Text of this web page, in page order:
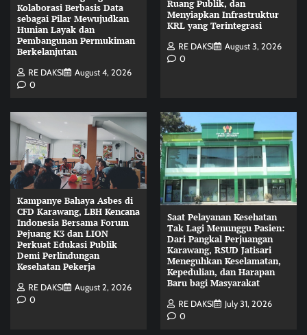
Kolaborasi Berbasis Data
sebagai Pilar Mewujudkan
Hunian Layak dan
Pembangunan Permukiman
Berkelanjutan
RE DAKSI
August 4, 2026
0
Ruang Publik, dan
Menyiapkan Infrastruktur
KRL yang Terintegrasi
RE DAKSI
August 3, 2026
0
Kampanye Bahaya Asbes di
CFD Karawang, LBH Kencana
Indonesia Bersama Forum
Pejuang K3 dan LION
Perkuat Edukasi Publik
Demi Perlindungan
Kesehatan Pekerja
RE DAKSI
August 2, 2026
0
Saat Pelayanan Kesehatan
Tak Lagi Menunggu Pasien:
Dari Pangkal Perjuangan
Karawang, RSUD Jatisari
Meneguhkan Keselamatan,
Kepedulian, dan Harapan
Baru bagi Masyarakat
RE DAKSI
July 31, 2026
0